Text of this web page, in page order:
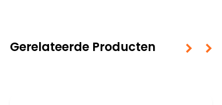
Gerelateerde Producten